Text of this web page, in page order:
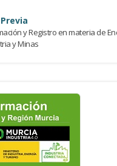
y Registro en materia de
y Minas